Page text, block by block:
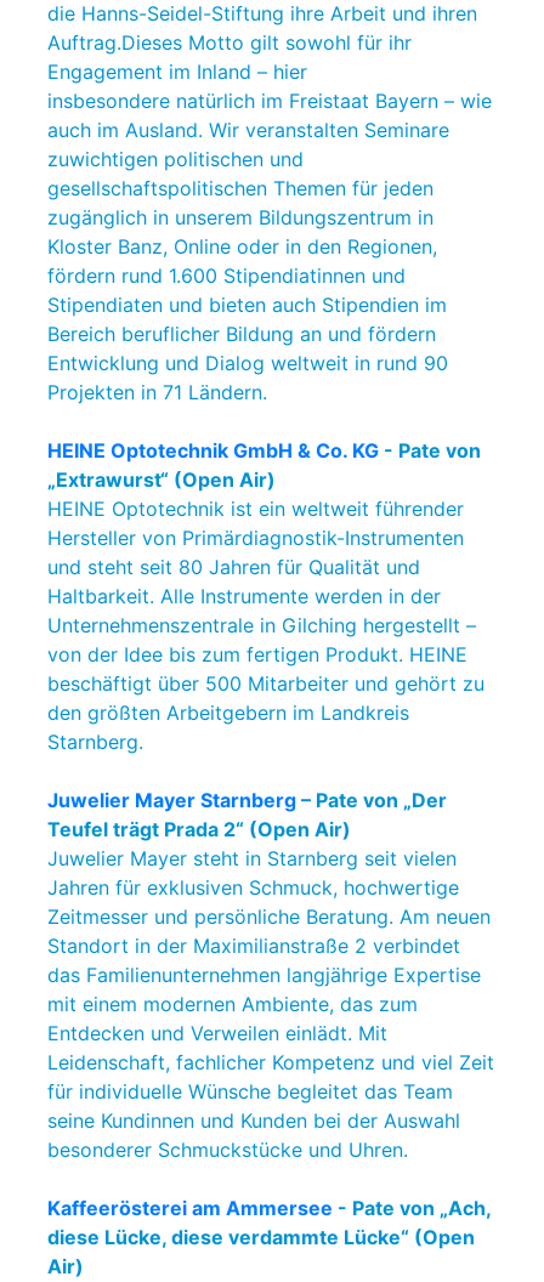
die Hanns-Seidel-Stiftung ihre Arbeit und ihren
Auftrag.Dieses Motto gilt sowohl für ihr
Engagement im Inland – hier
insbesondere natürlich im Freistaat Bayern – wie
auch im Ausland. Wir veranstalten Seminare
zuwichtigen politischen und
gesellschaftspolitischen Themen für jeden
zugänglich in unserem Bildungszentrum in
Kloster Banz, Online oder in den Regionen,
fördern rund 1.600 Stipendiatinnen und
Stipendiaten und bieten auch Stipendien im
Bereich beruflicher Bildung an und fördern
Entwicklung und Dialog weltweit in rund 90
Projekten in 71 Ländern.
HEINE Optotechnik GmbH & Co. KG - Pate von
„Extrawurst“ (Open Air)
HEINE Optotechnik ist ein weltweit führender
Hersteller von Primärdiagnostik-Instrumenten
und steht seit 80 Jahren für Qualität und
Haltbarkeit. Alle Instrumente werden in der
Unternehmenszentrale in Gilching hergestellt –
von der Idee bis zum fertigen Produkt. HEINE
beschäftigt über 500 Mitarbeiter und gehört zu
den größten Arbeitgebern im Landkreis
Starnberg.
Juwelier Mayer Starnberg – Pate von „Der
Teufel trägt Prada 2“ (Open Air)
Juwelier Mayer steht in Starnberg seit vielen
Jahren für exklusiven Schmuck, hochwertige
Zeitmesser und persönliche Beratung. Am neuen
Standort in der Maximilianstraße 2 verbindet
das Familienunternehmen langjährige Expertise
mit einem modernen Ambiente, das zum
Entdecken und Verweilen einlädt. Mit
Leidenschaft, fachlicher Kompetenz und viel Zeit
für individuelle Wünsche begleitet das Team
seine Kundinnen und Kunden bei der Auswahl
besonderer Schmuckstücke und Uhren.
Kaffeerösterei am Ammersee - Pate von „Ach,
diese Lücke, diese verdammte Lücke“ (Open
Air)